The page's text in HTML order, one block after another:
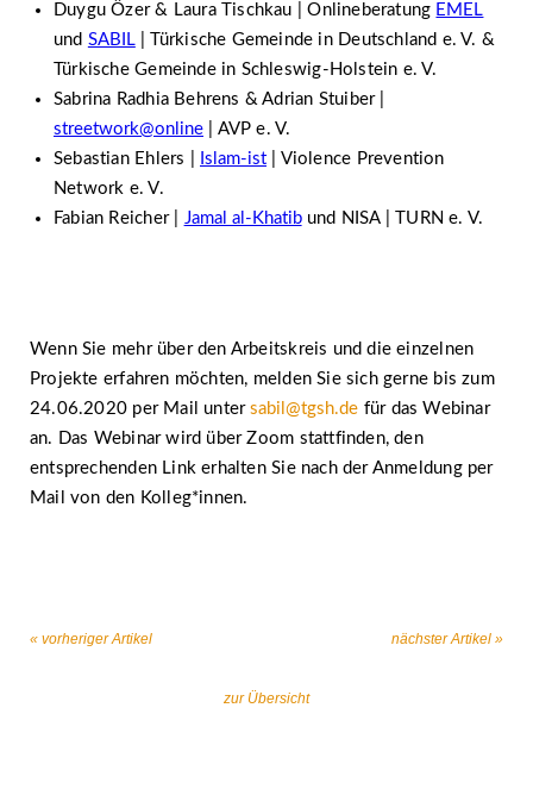
Duygu Özer & Laura Tischkau | Onlineberatung EMEL
und SABIL| Türkische Gemeinde in Deutschland e. V. &
Türkische Gemeinde in Schleswig-Holstein e. V.
Sabrina Radhia Behrens & Adrian Stuiber |
streetwork@online | AVP e. V.
Sebastian Ehlers |
Islam-ist | Violence Prevention
Network e. V.
Fabian Reicher | Jamal al-Khatibund NISA | TURN e. V.
Wenn Sie mehr über den Arbeitskreis und die einzelnen
Projekte erfahren möchten, melden Sie sich gerne bis zum
24.06.2020 per Mail untersabil@tgsh.de für das Webinar
an. Das Webinar wird über Zoom stattfinden, den
entsprechenden Link erhalten Sie nach der Anmeldung per
Mail von den Kolleg*innen.
« vorheriger Artikel
zur Übersicht
nächster Artikel »